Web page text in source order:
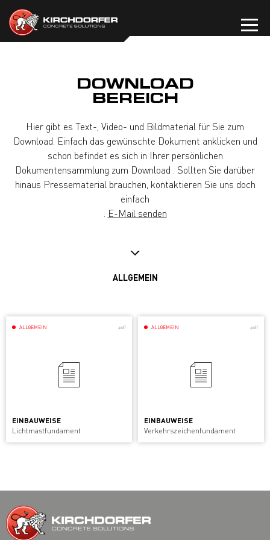
Inhalt
springen
DOWNLOAD
BEREICH
Hier gibt es Text-, Video- und Bildmaterial für Sie zum
Download. Einfach das gewünschte Dokument anklicken und
schon befindet es sich in Ihrer persönlichen
Dokumentensammlung zum Download . Sollten Sie darüber
hinaus Pressematerial brauchen, kontaktieren Sie uns doch
einfach
. E-Mail senden
ALLGEMEIN
ALLGEMEIN .pdf
EINBAUWEISE
Lichtmast­fundament
ALLGEMEIN .pdf
EINBAUWEISE
Verkehrszeichen­fundament